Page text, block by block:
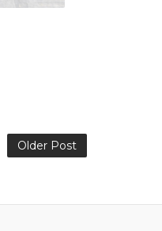
Older Post